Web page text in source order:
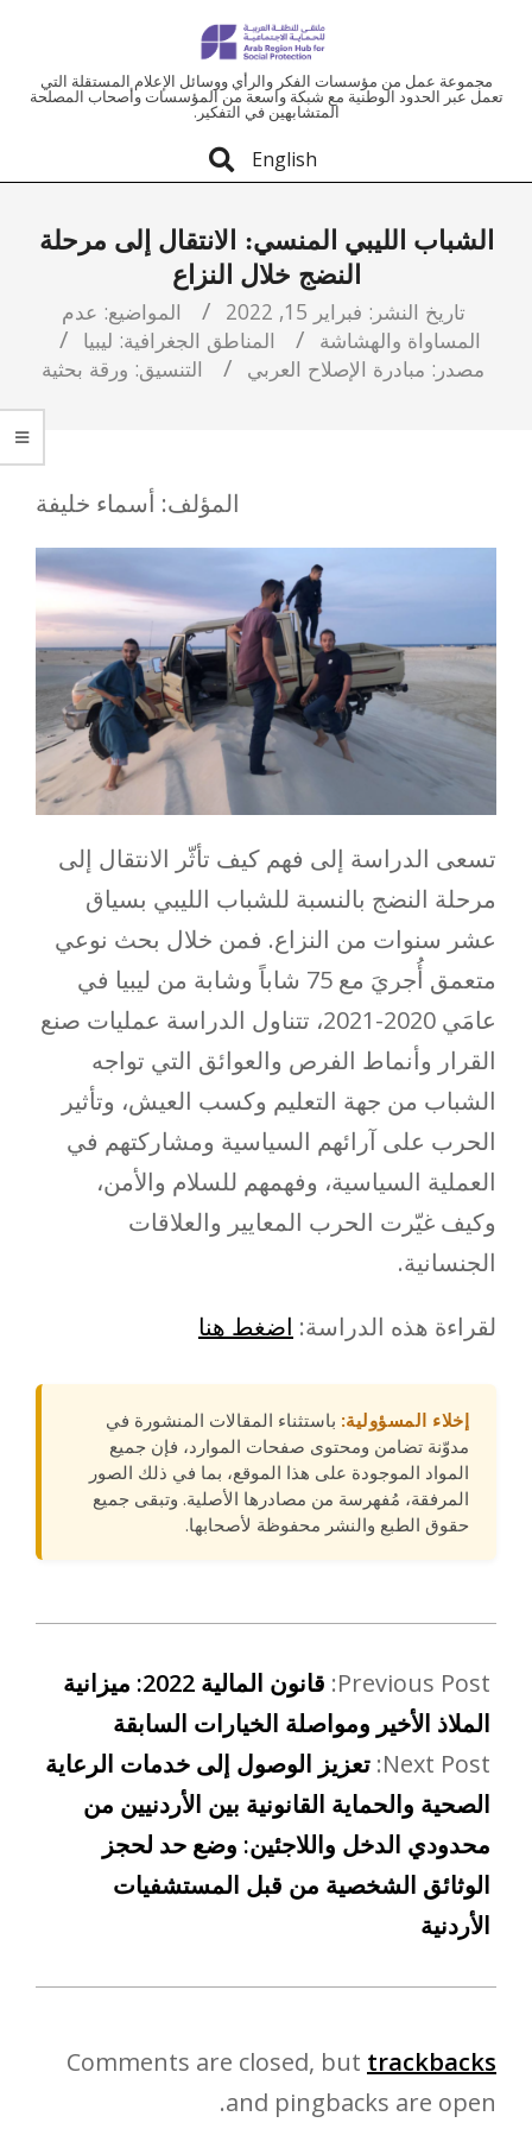
ملتقى
العربية
للحماية
الاجتماعية
مجموعة عمل من مؤسسات الفكر والرأي ووسائل الإعلام المستقلة التي
تعمل عبر الحدود الوطنية مع شبكة واسعة من المؤسسات وأصحاب المصلحة
المتشابهين في التفكير.
English
الشباب الليبي المنسي: الانتقال إلى مرحلة
النضج خلال النزاع
تاريخ النشر: فبراير 15, 2022 المواضيع: عدم
المساواة والهشاشة
المناطق الجغرافية: ليبيا
مصدر: مبادرة الإصلاح العربي التنسيق: ورقة بحثية
المؤلف: أسماء خليفة
تسعى الدراسة إلى فهم كيف تأثّر الانتقال إلى
مرحلة النضج بالنسبة للشباب الليبي بسياق
عشر سنوات من النزاع. فمن خلال بحث نوعي
متعمق أُجريَ مع 75 شاباً وشابة من ليبيا في
عامَي 2020-2021، تتناول الدراسة عمليات صنع
القرار وأنماط الفرص والعوائق التي تواجه
الشباب من جهة التعليم وكسب العيش، وتأثير
الحرب على آرائهم السياسية ومشاركتهم في
العملية السياسية، وفهمهم للسلام والأمن،
وكيف غيّرت الحرب المعايير والعلاقات
الجنسانية.
لقراءة هذه الدراسة: اضغط هنا
إخلاء المسؤولية: باستثناء المقالات المنشورة في
مدوّنة تضامن ومحتوى صفحات الموارد، فإن جميع
المواد الموجودة على هذا الموقع، بما في ذلك الصور
المرفقة، مُفهرسة من مصادرها الأصلية. وتبقى جميع
حقوق الطبع والنشر محفوظة لأصحابها.
Previous Post:
قانون المالية 2022: ميزانية
الملاذ الأخير ومواصلة الخيارات السابقة
Next Post: تعزيز الوصول إلى خدمات الرعاية
الصحية والحماية القانونية بين الأردنيين من
محدودي الدخل واللاجئين: وضع حد لحجز
الوثائق الشخصية من قبل المستشفيات
الأردنية
Comments are closed, but trackbacks
and pingbacks are open.